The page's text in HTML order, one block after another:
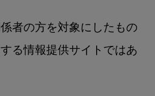
者の方を対象にしたもの
る情報提供サイトではあ